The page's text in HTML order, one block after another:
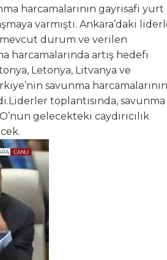
harcamalarının gayrisafi yurt
varmıştı. Ankara’daki
mevcut durum ve verilen
harcamalarında artış hedefi
Letonya, Litvanya ve
savunma harcamalarının
toplantısında, savunma
gelecekteki caydırıcılık